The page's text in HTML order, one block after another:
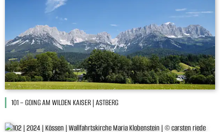
101 – GOING AM WILDEN KAISER | ASTBERG